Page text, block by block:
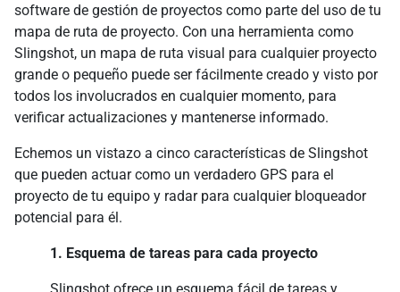
software de gestión de proyectos como parte del uso de tu
mapa de ruta de proyecto. Con una herramienta como
Slingshot, un mapa de ruta visual para cualquier proyecto
grande o pequeño puede ser fácilmente creado y visto por
todos los involucrados en cualquier momento, para
verificar actualizaciones y mantenerse informado.
Echemos un vistazo a cinco características de Slingshot
que pueden actuar como un verdadero GPS para el
proyecto de tu equipo y radar para cualquier bloqueador
potencial para él.
1. Esquema de tareas para cada proyecto
Slingshot ofrece un esquema fácil de tareas y